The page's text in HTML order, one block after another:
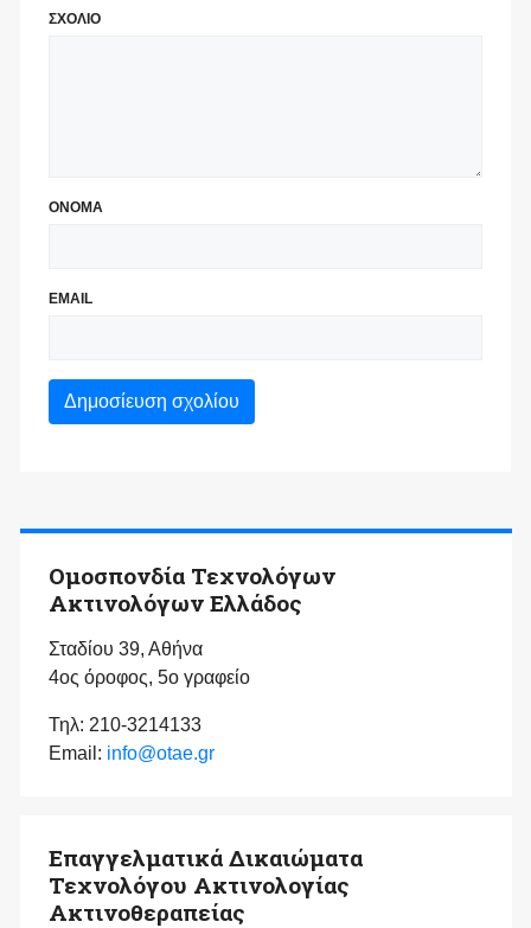
ΣΧΟΛΙΟ
ΟΝΟΜΑ
EMAIL
Ομοσπονδία Τεχνολόγων
Ακτινολόγων Ελλάδος
Σταδίου 39, Αθήνα
4ος όροφος, 5ο γραφείο
Τηλ: 210-3214133
Email: info@otae.gr
Επαγγελματικά Δικαιώματα
Τεχνολόγου Ακτινολογίας
Ακτινοθεραπείας